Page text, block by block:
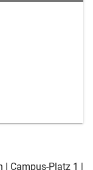
Campus-Platz 1 |